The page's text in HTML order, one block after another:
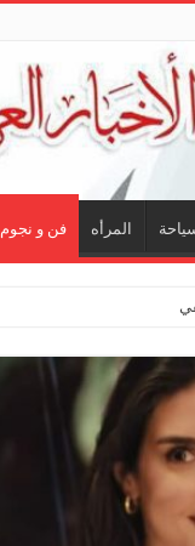
المرأه فن و نجوم
شراكة فنية تر